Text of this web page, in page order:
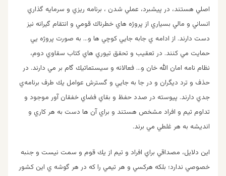
اصلي هستند، در پيشبرد، عملي شدن ، برنامه ريزي و سرمايه گذاري
انساني و مالي بسياري از پروژه هاي خطرناك قومي و انتقام گيرانه نيز
دست دارند. از ادامه ي جابه جايي كوچي ها و… به صورت پروژه يي
حمايت مي كنند. در تعقيب و تحقق تيوري هاي كتاب سقاوي دوم،
نظام نامه امان الله خان و… فعالانه و سيستماتيك گام بر مي دارند. در
حذف و ترد ديگران و در جا به جايي و گسترش عوامل يك طرف برنامه‌ي
جدي دارند. پيوسته در صدد حفظ و بقاي فضاي خفقان آور موجود و
تداوم تيم و افراد مشخص هستند و براي آن ها دست به هر كاري و
انديشه به هر غلطي مي برند.
اين دلايل، مصداقي براي افراد و تيم از يك قوم و سمت نيست و جنبه
خصوصي ندارد؛ بلكه هركسي و هر تيمي را كه در هر گوشه ي اين كشور